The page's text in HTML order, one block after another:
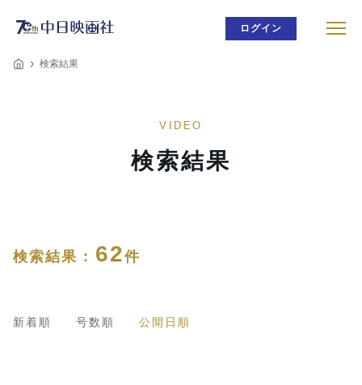
ログイン
検索結果
VIDEO
検索結果
検索結果 : 62件
新着順 号数順 公開日順